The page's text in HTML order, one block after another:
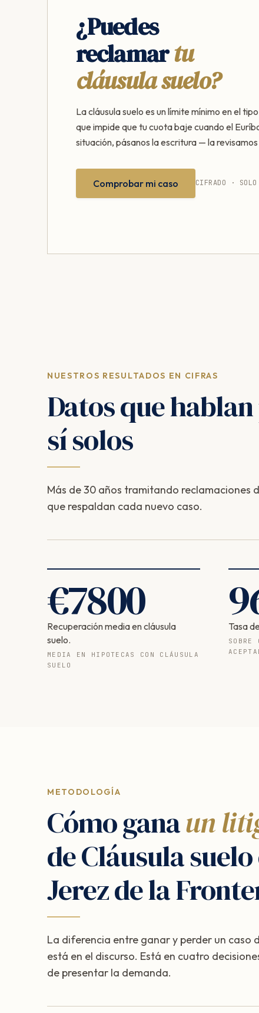
¿Puedes
reclamartu
cláusula suelo?
La cláusula suelo es un límite mínimo en el
que impide que tu cuota baje cuando el
situación, pásanos la escritura — la
Comprobar mi caso CIFRADO ·
NUESTROS RESULTADOS EN CIFRAS
Datos que
sí solos
Más de 30 años tramitando reclamaciones
que respaldan cada nuevo caso.
€7800
Recuperación media en cláusula
suelo.
MEDIA EN HIPOTECAS CON CLÁUSULA
SUELO
Tasa
SOBRE
METODOLOGÍA
Cómo ganaun
de Cláusula
Jerez de la
La diferencia entre ganar y perder un caso
está en el discurso. Está en cuatro
de presentar la demanda.